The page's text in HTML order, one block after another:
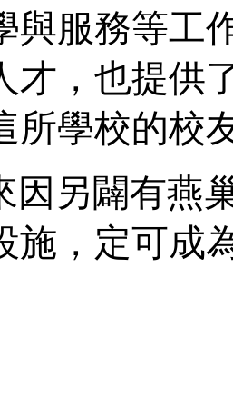
與服務等工
才，也提供
所學校的校
闢有燕巢
施，定可成